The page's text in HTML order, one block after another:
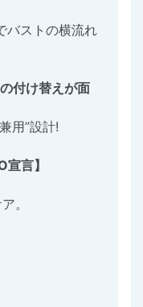
バストの横流れ
付け替えが面
用”設計!
言】
。